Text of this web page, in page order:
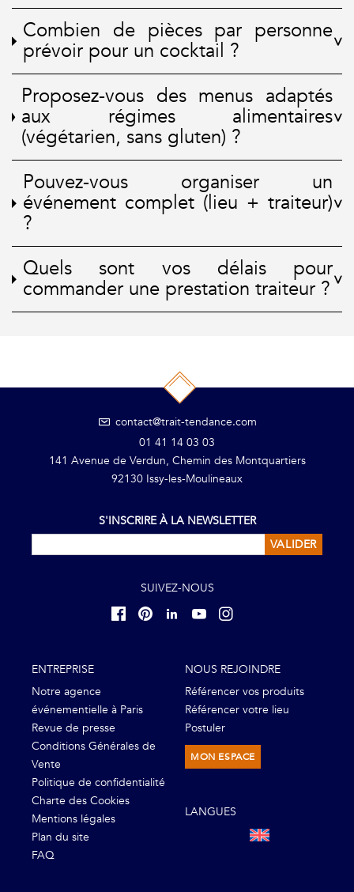
Combien de pièces par personne
prévoir pour un cocktail ?
Proposez-vous des menus adaptés
aux régimes alimentaires
(végétarien, sans gluten) ?
Pouvez-vous organiser un
événement complet (lieu + traiteur)
?
Quels sont vos délais pour
commander une prestation traiteur ?
contact@trait-tendance.com
01 41 14 03 03
141 Avenue de Verdun, Chemin des Montquartiers
92130 Issy-les-Moulineaux
S'INSCRIRE À LA NEWSLETTER
VALIDER
SUIVEZ-NOUS
ENTREPRISE
Notre agence
événementielle à Paris
Revue de presse
Conditions Générales de
Vente
Politique de confidentialité
Charte des Cookies
Mentions légales
Plan du site
FAQ
NOUS REJOINDRE
Référencer vos produits
Référencer votre lieu
Postuler
MON ESPACE
LANGUES